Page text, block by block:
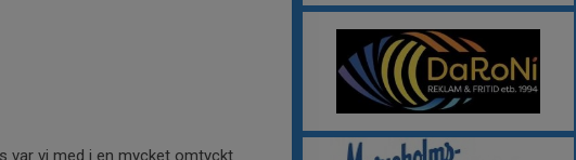
var vi med i en mycket omtyckt